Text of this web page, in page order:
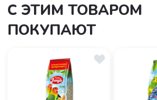
С ЭТИМ ТОВАРОМ
ПОКУПАЮТ